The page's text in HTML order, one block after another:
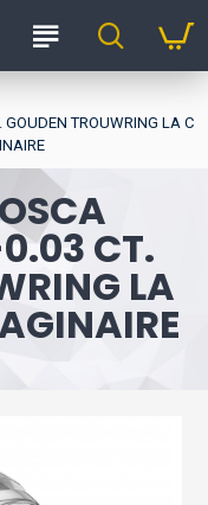
TROUWRING LA C
CT.
LA